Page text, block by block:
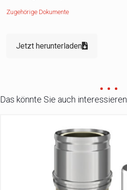
Zugehörige Dokumente
Jetzt herunterladen
Das könnte Sie auch interessieren